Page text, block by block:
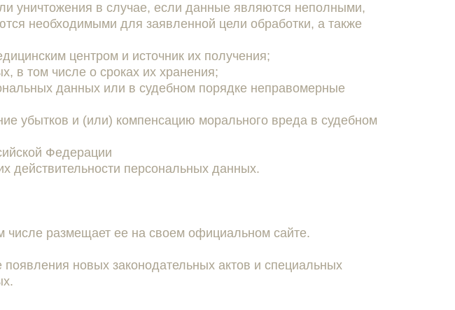
уничтожения в случае, если данные являются неполными,
необходимыми для заявленной цели обработки, а также
центром и источник их получения;
в том числе о сроках их хранения;
данных или в судебном порядке неправомерные
убытков и (или) компенсацию морального вреда в судебном
Федерации
действительности персональных данных.
числе размещает ее на своем официальном сайте.
новых законодательных актов и специальных